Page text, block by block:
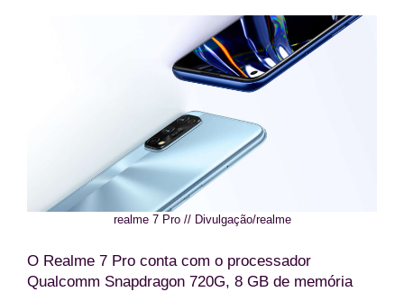
realme 7 Pro // Divulgação/realme
O Realme 7 Pro conta com o processador
Qualcomm Snapdragon 720G, 8 GB de memória